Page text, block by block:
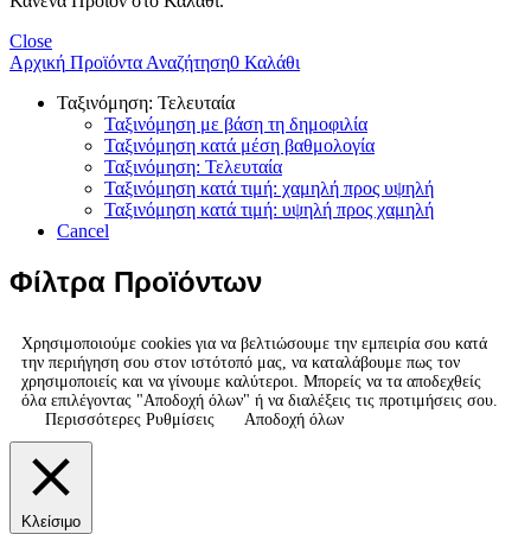
Close
Αρχική Προϊόντα Αναζήτηση0 Καλάθι
Ταξινόμηση: Τελευταία
Ταξινόμηση με βάση τη δημοφιλία
Ταξινόμηση κατά μέση βαθμολογία
Ταξινόμηση: Τελευταία
Ταξινόμηση κατά τιμή: χαμηλή προς υψηλή
Ταξινόμηση κατά τιμή: υψηλή προς χαμηλή
Cancel
Φίλτρα Προϊόντων
Χρησιμοποιούμε cookies για να βελτιώσουμε την εμπειρία σου κατά
την περιήγηση σου στον ιστότοπό μας, να καταλάβουμε πως τον
χρησιμοποιείς και να γίνουμε καλύτεροι. Μπορείς να τα αποδεχθείς
όλα επιλέγοντας "Αποδοχή όλων" ή να διαλέξεις τις προτιμήσεις σου.
Περισσότερες Ρυθμίσεις
Αποδοχή όλων
Κλείσιμο